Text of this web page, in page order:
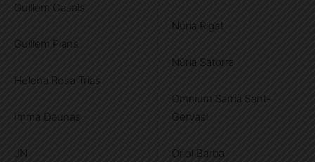
Guillem Casals
Guillem Plans
Helena Rosa Trias
Imma Daunas
JN
Núria Rigat
Núria Satorra
Omnium Sarrià Sant-
Gervasi
Oriol Barba